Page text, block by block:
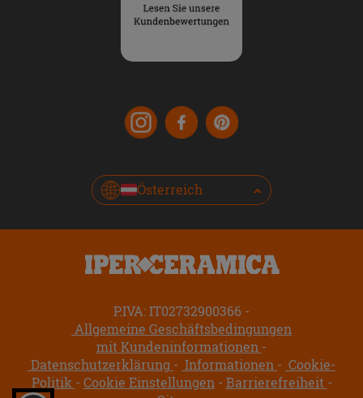
Österreich
P.IVA: IT02732900366
Allgemeine Geschäftsbedingungen
mit Kundeninformationen
Datenschutzerklärung
Informationen
Cookie-
Politik
Cookie Einstellungen
Barrierefreiheit